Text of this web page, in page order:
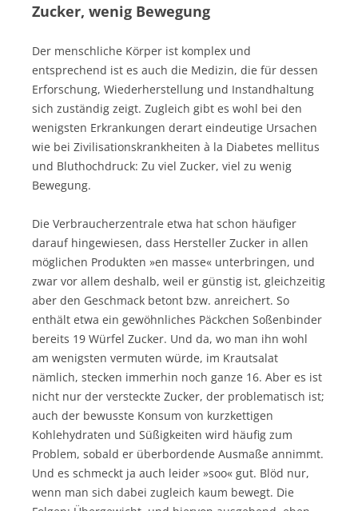
Zucker, wenig Bewegung
Der menschliche Körper ist komplex und
entsprechend ist es auch die Medizin, die für dessen
Erforschung, Wiederherstellung und Instandhaltung
sich zuständig zeigt. Zugleich gibt es wohl bei den
wenigsten Erkrankungen derart eindeutige Ursachen
wie bei Zivilisationskrankheiten à la Diabetes mellitus
und Bluthochdruck: Zu viel Zucker, viel zu wenig
Bewegung.
Die Verbraucherzentrale etwa hat schon häufiger
darauf hingewiesen, dass Hersteller Zucker in allen
möglichen Produkten »en masse« unterbringen, und
zwar vor allem deshalb, weil er günstig ist, gleichzeitig
aber den Geschmack betont bzw. anreichert. So
enthält etwa ein gewöhnliches Päckchen Soßenbinder
bereits 19 Würfel Zucker. Und da, wo man ihn wohl
am wenigsten vermuten würde, im Krautsalat
nämlich, stecken immerhin noch ganze 16. Aber es ist
nicht nur der versteckte Zucker, der problematisch ist;
auch der bewusste Konsum von kurzkettigen
Kohlehydraten und Süßigkeiten wird häufig zum
Problem, sobald er überbordende Ausmaße annimmt.
Und es schmeckt ja auch leider »soo« gut. Blöd nur,
wenn man sich dabei zugleich kaum bewegt. Die